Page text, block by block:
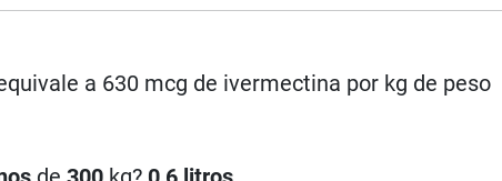
a 630 mcg de ivermectina por kg de peso